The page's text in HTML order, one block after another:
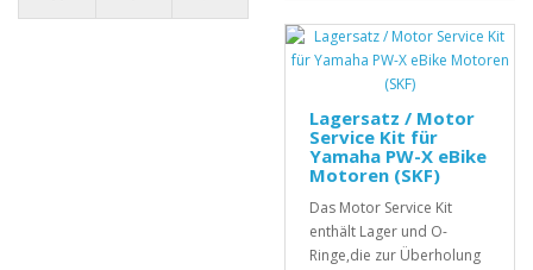
Lagersatz / Motor
Service Kit für
Yamaha PW-X eBike
Motoren (SKF)
Das Motor Service Kit
enthält Lager und O-
Ringe,die zur Überholung